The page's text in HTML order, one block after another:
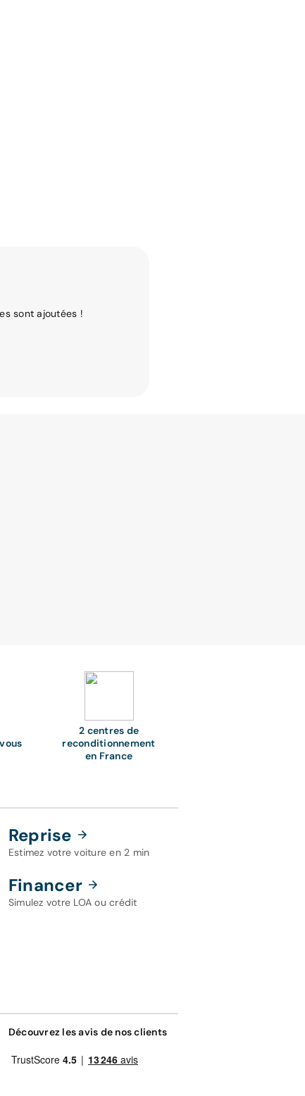
sont ajoutées !
2 centres de
reconditionnement
en France
Reprise
Estimez votre voiture en 2 min
Financer
Simulez votre LOA ou crédit
Découvrez les avis de nos clients